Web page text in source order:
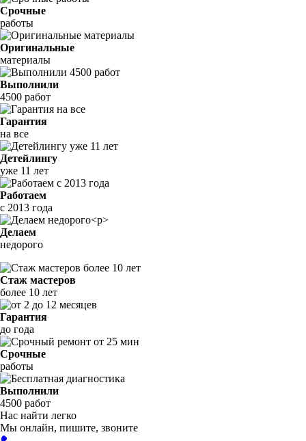
Срочные
работы
Оригинальные
материалы
Выполнили
4500 работ
Гарантия
на все
Детейлингу
уже 11 лет
Работаем
с 2013 года
Делаем
недорого
Стаж мастеров
более 10 лет
Гарантия
до года
Срочные
работы
Выполнили
4500 работ
Нас найти легко
Мы онлайн, пишите, звоните